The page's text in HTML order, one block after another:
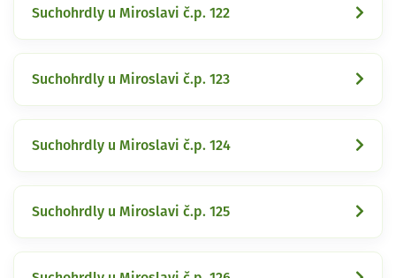
Suchohrdly u Miroslavi č.p. 122
Suchohrdly u Miroslavi č.p. 123
Suchohrdly u Miroslavi č.p. 124
Suchohrdly u Miroslavi č.p. 125